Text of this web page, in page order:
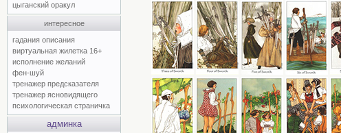
цыганский оракул
интересное
гадания описания
виртуальная жилетка 16+
исполнение желаний
фен-шуй
тренажер предсказателя
тренажер ясновидящего
психологическая страничка
админка